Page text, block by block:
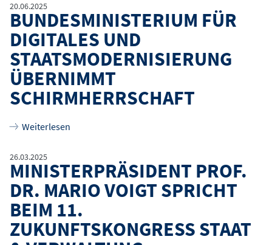
20.06.2025
BUNDESMINISTERIUM FÜR
DIGITALES UND
STAATSMODERNISIERUNG
ÜBERNIMMT
SCHIRMHERRSCHAFT
Weiterlesen
26.03.2025
MINISTERPRÄSIDENT PROF.
DR. MARIO VOIGT SPRICHT
BEIM 11.
ZUKUNFTSKONGRESS STAAT